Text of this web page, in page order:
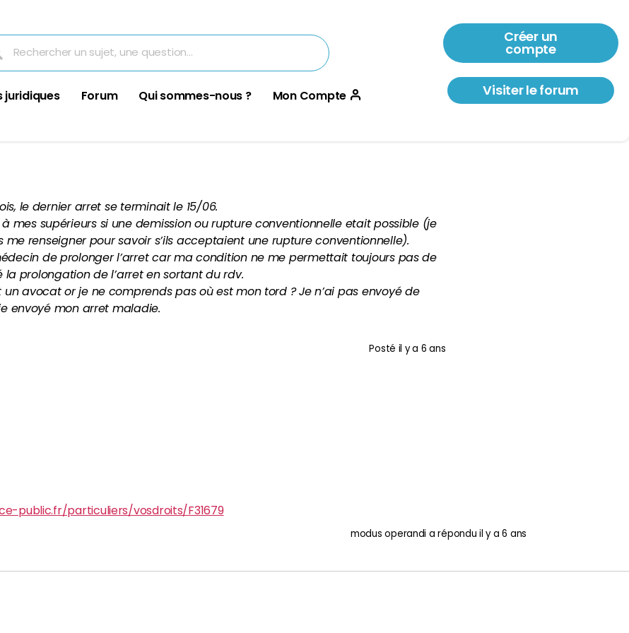
juridiques Forum Qui sommes-nous ? Mon Compte
Créer un
compte
Visiter le forum
le dernier arret se terminait le 15/06.
mes supérieurs si une demission ou rupture conventionnelle etait possible (je
renseigner pour savoir s’ils acceptaient une rupture conventionnelle).
de prolonger l’arret car ma condition ne me permettait toujours pas de
prolongation de l’arret en sortant du rdv.
avocat or je ne comprends pas où est mon tord ? Je n’ai pas envoyé de
envoyé mon arret maladie.
Posté il y a 6 ans
public.fr/particuliers/vosdroits/F31679
modus operandi a réponduil y a 6 ans